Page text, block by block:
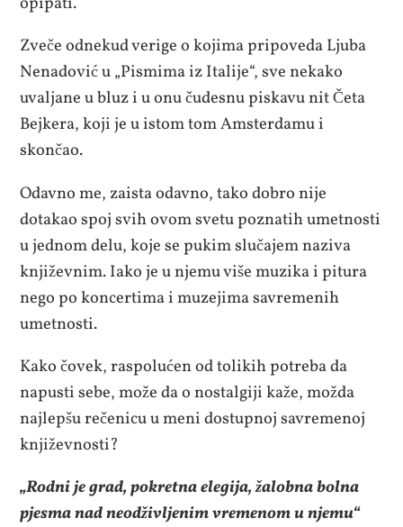
Zveče odnekud verige o kojima pripoveda Ljuba
Nenadović u „Pismima iz Italije“, sve nekako
uvaljane u bluz i u onu čudesnu piskavu nit Četa
Bejkera, koji je u istom tom Amsterdamu i
skončao.
Odavno me, zaista odavno, tako dobro nije
dotakao spoj svih ovom svetu poznatih umetnosti
u jednom delu, koje se pukim slučajem naziva
književnim. Iako je u njemu više muzika i pitura
nego po koncertima i muzejima savremenih
umetnosti.
Kako čovek, raspolućen od tolikih potreba da
napusti sebe, može da o nostalgiji kaže, možda
najlepšu rečenicu u meni dostupnoj savremenoj
književnosti?
„Rodni je grad, pokretna elegija, žalobna bolna
pjesma nad neodživljenim vremenom u njemu“